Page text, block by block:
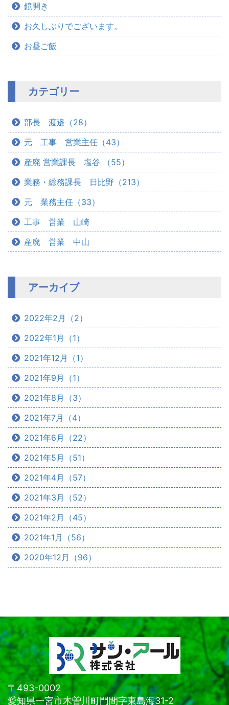
鏡開き
お久しぶりでございます。
お昼ご飯
カテゴリー
部長 渡邉（28）
元 工事 営業主任（43）
産廃 営業課長 塩谷 （55）
業務・総務課長 日比野（213）
元 業務主任（33）
工事 営業 山崎
産廃 営業 中山
アーカイブ
2022年2月（2）
2022年1月（1）
2021年12月（1）
2021年9月（1）
2021年8月（3）
2021年7月（4）
2021年6月（22）
2021年5月（51）
2021年4月（57）
2021年3月（52）
2021年2月（45）
2021年1月（56）
2020年12月（96）
〒493-0002
愛知県一宮市木曽川町門間字東島海31-2